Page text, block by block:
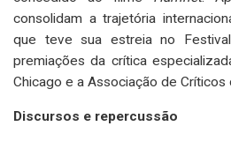
consolidam a trajetória
que teve sua estreia no
premiações da crítica
Chicago e a Associação de Críticos
Discursos e repercussão